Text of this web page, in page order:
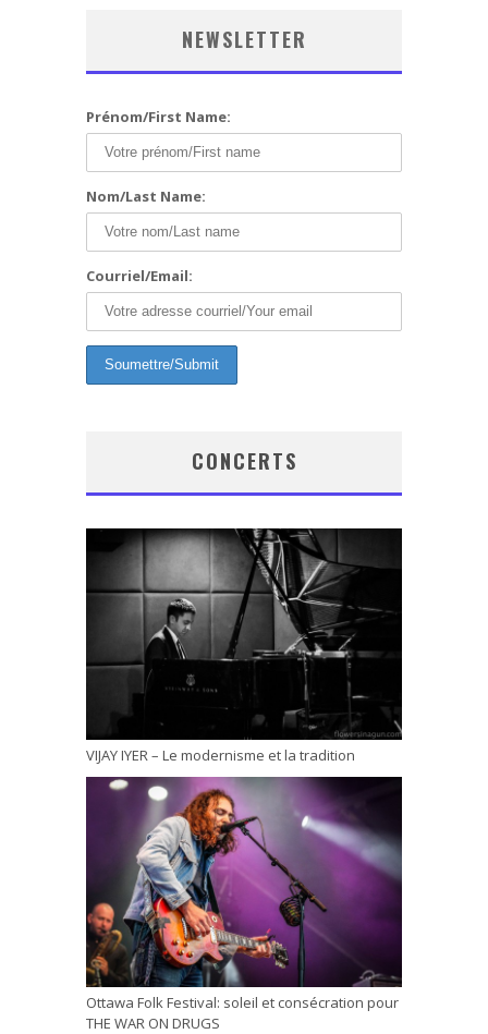
NEWSLETTER
Prénom/First Name:
Nom/Last Name:
Courriel/Email:
CONCERTS
VIJAY IYER – Le modernisme et la tradition
Ottawa Folk Festival: soleil et consécration pour
THE WAR ON DRUGS